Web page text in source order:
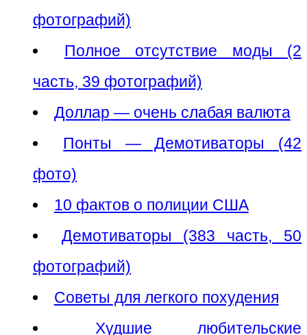
фотографий)
Полное отсутствие моды (2
часть, 39 фотографий)
Доллар — очень слабая валюта
Понты — Демотиваторы (42
фото)
10 фактов о полиции США
Демотиваторы (383 часть, 50
фотографий)
Советы для легкого похудения
Худшие любительские